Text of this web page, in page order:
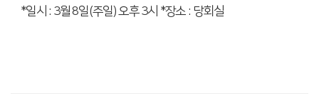
*일시 : 3월8일(주일)오후3시 *장소 : 당회실